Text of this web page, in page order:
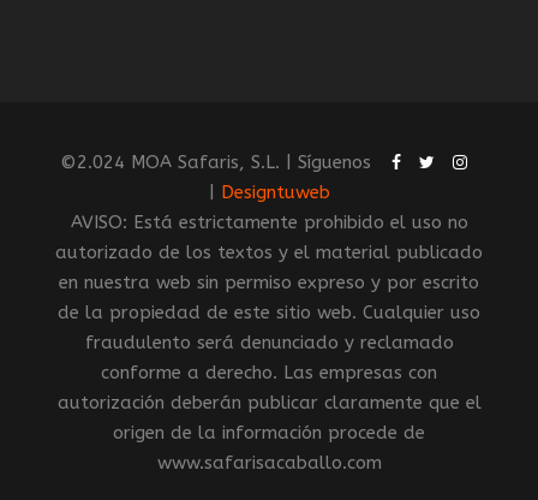
©2.024 MOA Safaris, S.L. | Síguenos
Designtuweb
AVISO: Está estrictamente prohibido el uso no
autorizado de los textos y el material publicado
en nuestra web sin permiso expreso y por escrito
de la propiedad de este sitio web. Cualquier uso
fraudulento será denunciado y reclamado
conforme a derecho. Las empresas con
autorización deberán publicar claramente que el
origen de la información procede de
www.safarisacaballo.com